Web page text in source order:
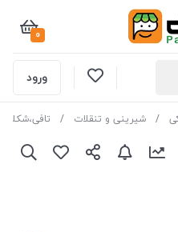
0
ورود
شیرینی و تنقلات تافی،شکلات